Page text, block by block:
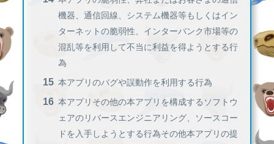
機器、通信回線、システム機器等もしくはイン
ターネットの脆弱性、インターバンク市場等の
混乱等を利用して不当に利益を得ようとする行
為
本アプリのバグや誤動作を利用する行為
本アプリその他の本アプリを構成するソフトウ
ェアのリバースエンジニアリング、ソースコー
ドを入手しようとする行為その他本アプリの提